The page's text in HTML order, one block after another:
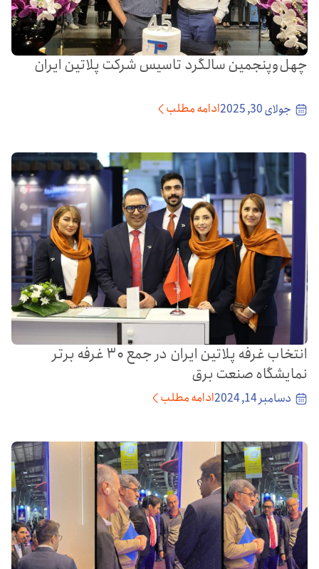
چهل‌وپنجمین سالگرد تاسیس شرکت پلاتین ایران
جولای 30, 2025 ادامه مطلب
انتخاب غرفه پلاتین ایران در جمع ۳۰ غرفه برتر
نمایشگاه صنعت برق
دسامبر 14, 2024 ادامه مطلب